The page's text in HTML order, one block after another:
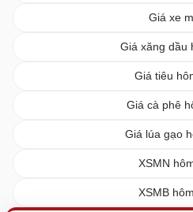
Giá xe
Giá xăng dầu
Giá tiêu
Giá cà phê
Giá lúa gạo
XSMN
XSMB